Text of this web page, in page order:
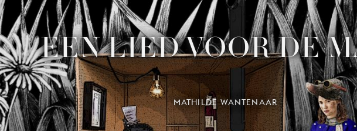
EEN LIED VOOR DE
MATHILDE WANTENAAR